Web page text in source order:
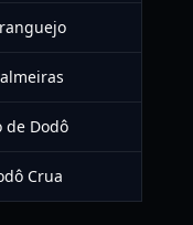
de Dodô
Crua